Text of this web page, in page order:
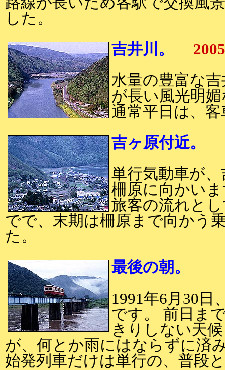
した。
吉井川。
水量の豊富な
が長い風光明
通常平日は、
吉ヶ原付近。
単行気動車が
柵原に向かい
旅客の流れと
でで、末期は柵原まで向かう
た。
最後の朝。
1991年6月30日
です。 前日ま
きりしない天
が、何とか雨にはならずに済
始発列車だけは単行の、普段